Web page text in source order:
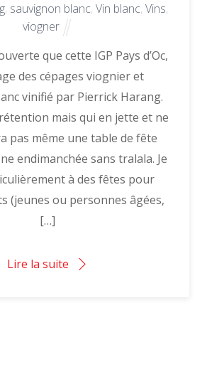
, sauvignon blanc, Vin blanc, Vins,
viogner
que cette IGP Pays d’Oc,
des cépages viognier et
vinifié par Pierrick Harang.
mais qui en jette et ne
pas même une table de fête
endimanchée sans tralala. Je
à des fêtes pour
(jeunes ou personnes âgées,
[…]
Lire la suite